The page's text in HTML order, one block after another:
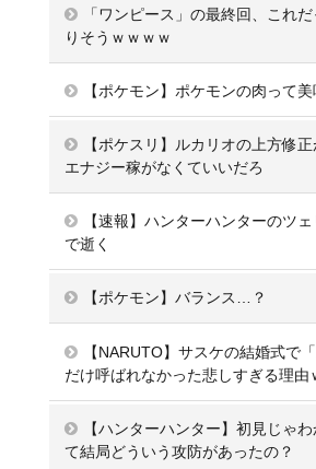
「ワンピース」の最終回、これ
りそうｗｗｗｗ
【ポケモン】ポケモンの肉って
【ポケスリ】ルカリオの上方修
エナジー稼がなくていいだろ
【速報】ハンターハンターのツ
で逝く
【ポケモン】バランス…？
【NARUTO】サスケの結婚式で
だけ呼ばれなかった悲しすぎる理由
【ハンターハンター】初見じゃ
て結局どういう攻防があったの？